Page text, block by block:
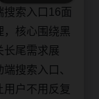
搜索入口16面
，核心围绕黑
长尾需求展
搜索入口、
用户不用反复